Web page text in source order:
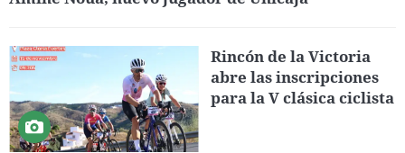
Rincón de la Victoria
abre las inscripciones
para la V clásica ciclista